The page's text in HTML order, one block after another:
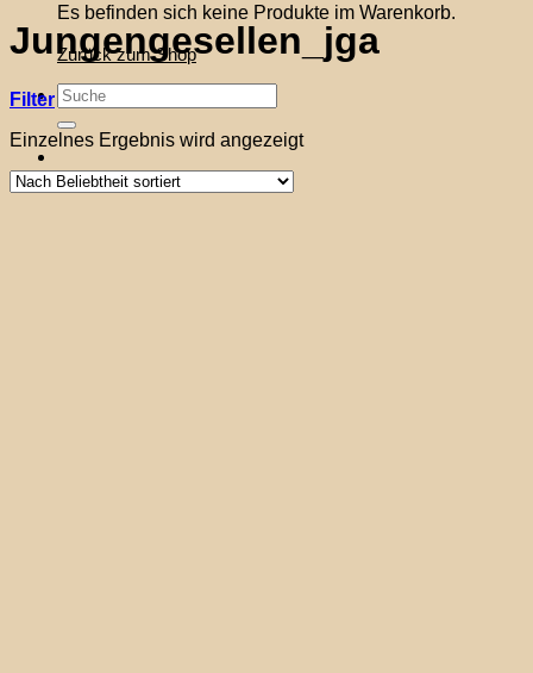
Es befinden sich keine Produkte im Warenkorb.
Zurück zum Shop
Suche
nach:
Jungengesellen_jga
Filter
Einzelnes Ergebnis wird angezeigt